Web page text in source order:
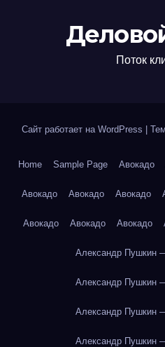
Поток
Сайт работает на WordPress
Home Sample Page Авокадо
Авокадо Авокадо Авокадо
Авокадо Авокадо Авокадо
Александр Пушкин
Александр Пушкин
Александр Пушкин
Александр Пушкин